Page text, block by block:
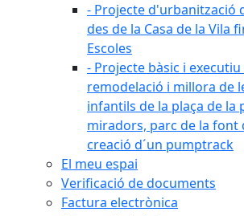
- Projecte d'urbanització
des de la Casa de la Vila
Escoles
- Projecte bàsic i
remodelació i millora de
infantils de la plaça de la
miradors, parc de la font
creació d´un pumptrack
El meu espai
Verificació de documents
Factura electrònica